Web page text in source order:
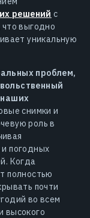
решений с
что выгодно
уникальную
проблем,
снимки и
роль в
погодных
Когда
полностью
почти
во всем
высокого